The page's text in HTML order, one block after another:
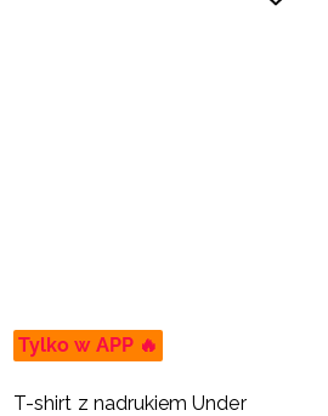
Tylko w APP 🔥
T-shirt z nadrukiem Under